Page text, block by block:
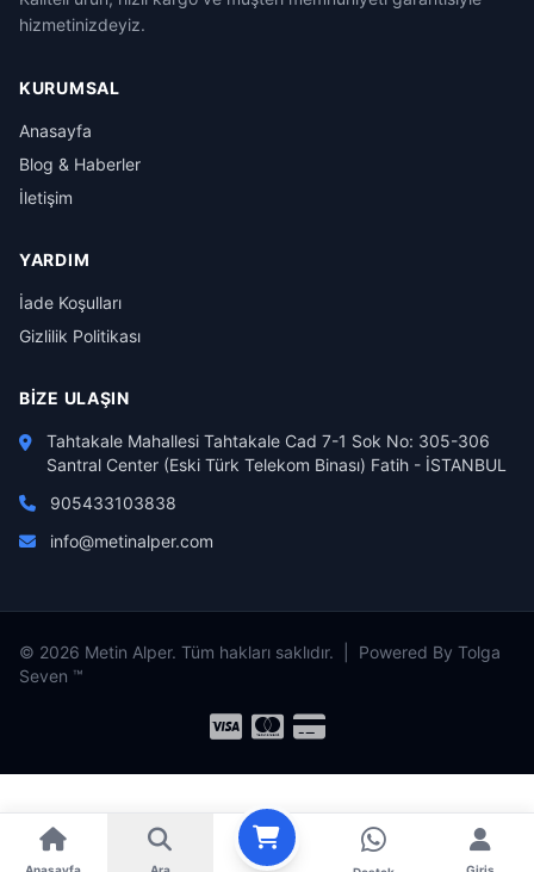
hizmetinizdeyiz.
KURUMSAL
Anasayfa
Blog & Haberler
İletişim
YARDIM
İade Koşulları
Gizlilik Politikası
BIZE ULAŞIN
Tahtakale Mahallesi Tahtakale Cad 7-1 Sok No: 305-306
Santral Center (Eski Türk Telekom Binası) Fatih - İSTANBUL
905433103838
info@metinalper.com
© 2026 Metin Alper. Tüm hakları saklıdır. | Powered By Tolga
Seven ™